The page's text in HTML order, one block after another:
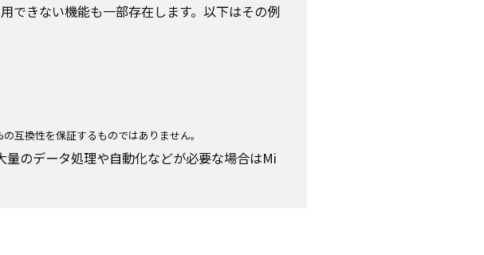
できない機能も一部存在します。以下はその例
互換性を保証するものではありません。
のデータ処理や自動化などが必要な場合はMi